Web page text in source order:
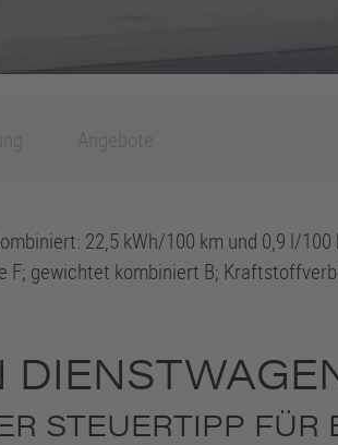
22,5 kWh/100 km und 0,9 l/
F; gewichtet kombiniert B;
STEUERTIPP FÜR